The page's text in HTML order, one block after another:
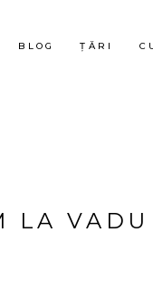
BLOG ȚĂRI
LA